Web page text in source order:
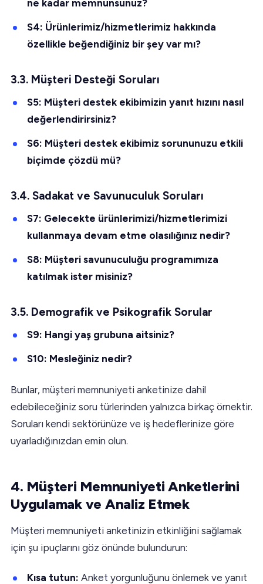
ne kadar memnunsunuz?
S4: Ürünlerimiz/hizmetlerimiz hakkında
özellikle beğendiğiniz bir şey var mı?
3.3. Müşteri Desteği Soruları
S5: Müşteri destek ekibimizin yanıt hızını nasıl
değerlendirirsiniz?
S6: Müşteri destek ekibimiz sorununuzu etkili
biçimde çözdü mü?
3.4. Sadakat ve Savunuculuk Soruları
S7: Gelecekte ürünlerimizi/hizmetlerimizi
kullanmaya devam etme olasılığınız nedir?
S8: Müşteri savunuculuğu programımıza
katılmak ister misiniz?
3.5. Demografik ve Psikografik Sorular
S9: Hangi yaş grubuna aitsiniz?
S10: Mesleğiniz nedir?
Bunlar, müşteri memnuniyeti anketinize dahil
edebileceğiniz soru türlerinden yalnızca birkaç örnektir.
Soruları kendi sektörünüze ve iş hedeflerinize göre
uyarladığınızdan emin olun.
4. Müşteri Memnuniyeti Anketlerini
Uygulamak ve Analiz Etmek
Müşteri memnuniyeti anketinizin etkinliğini sağlamak
için şu ipuçlarını göz önünde bulundurun:
Kısa tutun: Anket yorgunluğunu önlemek ve yanıt